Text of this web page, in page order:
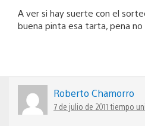
A ver si hay suerte con el
buena pinta esa tarta, pena no
Roberto Chamorro
7 de julio de 2011 tiempo